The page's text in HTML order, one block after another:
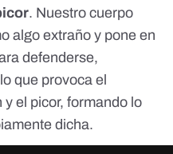
. Nuestro cuerpo
algo extraño y pone en
defenderse,
que provoca el
el picor, formando lo
dicha.